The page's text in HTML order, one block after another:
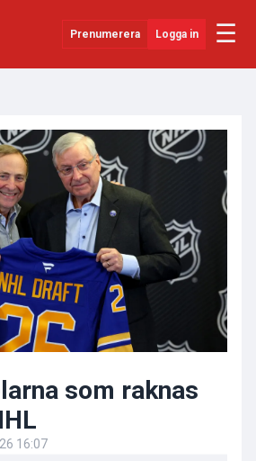
Prenumerera Logga in ☰
som raknas
16:07